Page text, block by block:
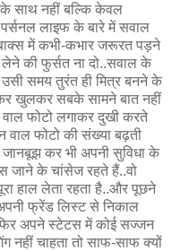
साथ नहीं बल्कि केवल
लाइफ के बारे में सवाल
में कभी-कभार जरूरत पड़ने
लेने की फुर्सत ना दो..सवाल के
समय तुरंत ही मित्र बनने के
खुलकर सबके सामने बात नहीं
फोटो लगाकर दुखी करते
फोटो की संख्या बढ़ती
कर भी अपनी सुविधा के
जाने के चांसेज रहते हैं..वो
हाल लेता रहता है..और पूछने
फ्रेंड लिस्ट से निकाल
अपने स्टेटस में कोई सज्जन
नहीं चाहता तो साफ-साफ क्यों